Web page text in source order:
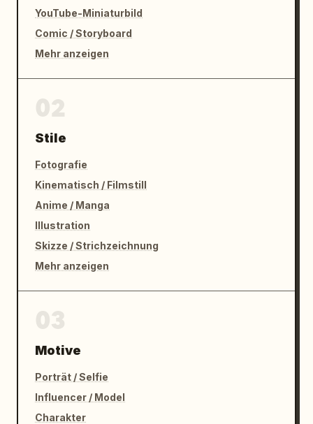
YouTube-Miniaturbild
Comic / Storyboard
Mehr anzeigen
Stile
Fotografie
Kinematisch / Filmstill
Anime / Manga
Illustration
Skizze / Strichzeichnung
Mehr anzeigen
Motive
Porträt / Selfie
Influencer / Model
Charakter